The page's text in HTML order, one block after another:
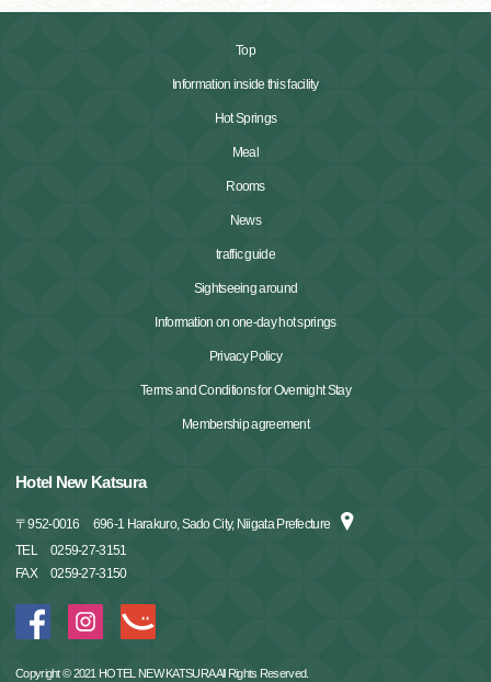
Top
Information inside this facility
Hot Springs
Meal
Rooms
News
traffic guide
Sightseeing around
Information on one-day hot springs
Privacy Policy
Terms and Conditions for Overnight Stay
Membership agreement
Hotel New Katsura
〒952-0016
696-1 Harakuro, Sado City, Niigata Prefecture
TEL
0259-27-3151
FAX
0259-27-3150
Copyright © 2021 HOTEL NEW KATSURA All Rights Reserved.